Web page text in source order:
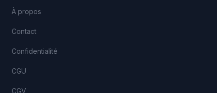
À propos
Contact
Confidentialité
CGU
CGV